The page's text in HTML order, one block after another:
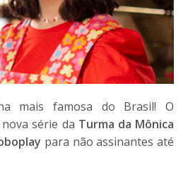
mais famosa do Brasil! O
série da Turma da Mônica
para não assinantes até